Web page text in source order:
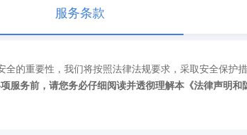
服务条款
的重要性，我们将按照法律法规要求，采取安全保
服务前，请您务必仔细阅读并透彻理解本《法律声明和